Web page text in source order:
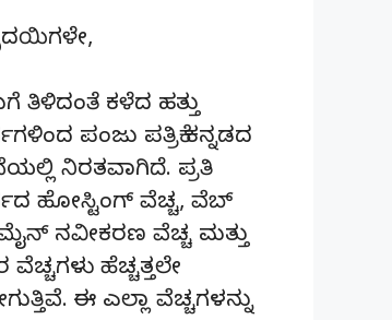
ತಿಳಿದಂತೆ ಕಳೆದ ಹತ್ತು
ಪಂಜು ಪತ್ರಿಕೆ ಕನ್ನಡದ
ನಿರತವಾಗಿದೆ. ಪ್ರತಿ
ಹೋಸ್ಟಿಂಗ್‌ ವೆಚ್ಚ, ವೆಬ್‌
ನವೀಕರಣ ವೆಚ್ಚ ಮತ್ತು
ವೆಚ್ಚಗಳು ಹೆಚ್ಚತ್ತಲೇ
ಈ ಎಲ್ಲಾ ವೆಚ್ಚಗಳನ್ನು